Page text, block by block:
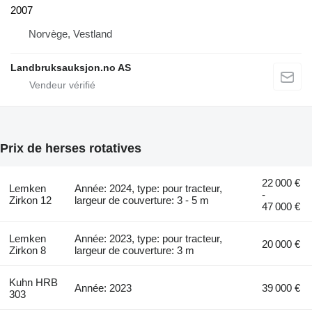
2007
Norvège, Vestland
Landbruksauksjon.no AS
Prix de herses rotatives
Lemken
Zirkon 12
Année: 2024, type: pour tracteur,
largeur de couverture: 3 - 5 m
22 000 €
-
47 000 €
Lemken
Zirkon 8
Année: 2023, type: pour tracteur,
largeur de couverture: 3 m
20 000 €
Kuhn HRB
303
Année: 2023 39 000 €